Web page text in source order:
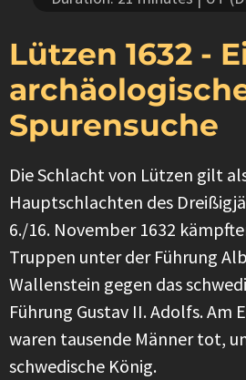
Lützen 1632 -
Spurensuche
Die Schlacht von Lützen gilt
Hauptschlachten des
6./16. November 1632
Truppen unter der Führung
Wallenstein gegen das
Führung Gustav II. Adolfs. Am
waren tausende Männer tot,
schwedische König.